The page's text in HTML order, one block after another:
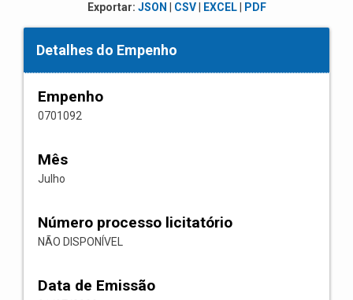
Exportar: JSON CSV| EXCEL| PDF
Detalhes do Empenho
Empenho
0701092
Mês
Julho
Número processo licitatório
NÃO DISPONÍVEL
Data de Emissão